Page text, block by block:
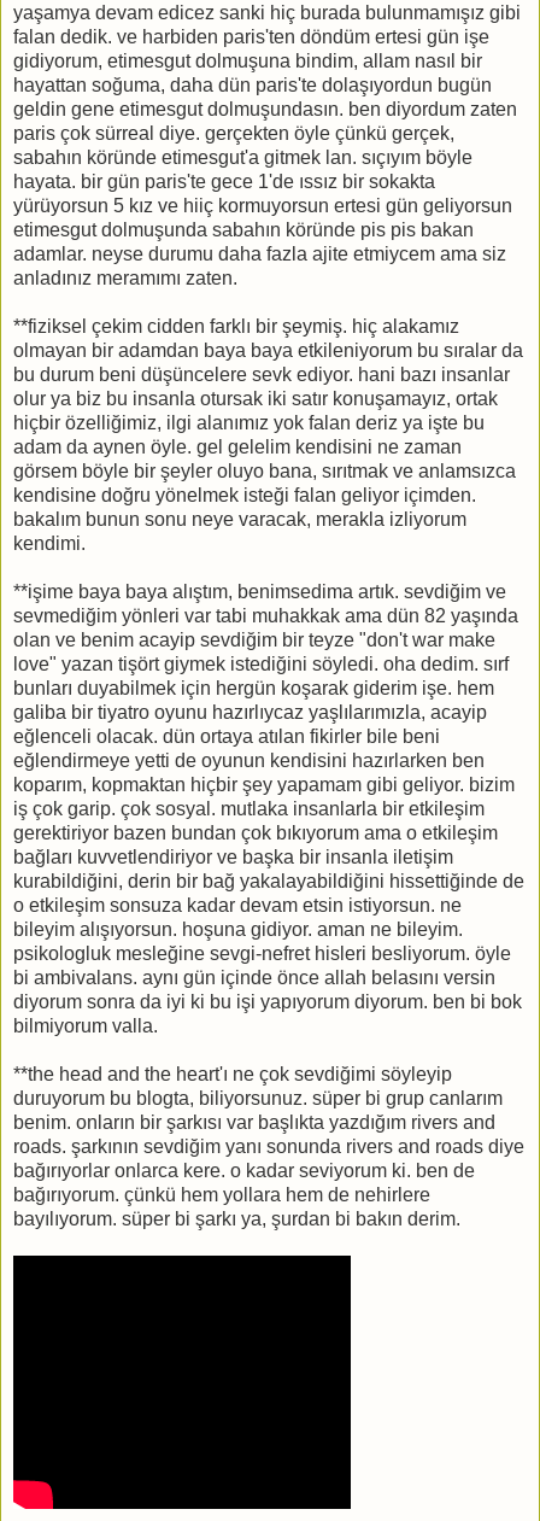
yaşamya devam edicez sanki hiç burada bulunmamışız gibi
falan dedik. ve harbiden paris'ten döndüm ertesi gün işe
gidiyorum, etimesgut dolmuşuna bindim, allam nasıl bir
hayattan soğuma, daha dün paris'te dolaşıyordun bugün
geldin gene etimesgut dolmuşundasın. ben diyordum zaten
paris çok sürreal diye. gerçekten öyle çünkü gerçek,
sabahın köründe etimesgut'a gitmek lan. sıçıyım böyle
hayata. bir gün paris'te gece 1'de ıssız bir sokakta
yürüyorsun 5 kız ve hiiç kormuyorsun ertesi gün geliyorsun
etimesgut dolmuşunda sabahın köründe pis pis bakan
adamlar. neyse durumu daha fazla ajite etmiycem ama siz
anladınız meramımı zaten.
**fiziksel çekim cidden farklı bir şeymiş. hiç alakamız
olmayan bir adamdan baya baya etkileniyorum bu sıralar da
bu durum beni düşüncelere sevk ediyor. hani bazı insanlar
olur ya biz bu insanla otursak iki satır konuşamayız, ortak
hiçbir özelliğimiz, ilgi alanımız yok falan deriz ya işte bu
adam da aynen öyle. gel gelelim kendisini ne zaman
görsem böyle bir şeyler oluyo bana, sırıtmak ve anlamsızca
kendisine doğru yönelmek isteği falan geliyor içimden.
bakalım bunun sonu neye varacak, merakla izliyorum
kendimi.
**işime baya baya alıştım, benimsedima artık. sevdiğim ve
sevmediğim yönleri var tabi muhakkak ama dün 82 yaşında
olan ve benim acayip sevdiğim bir teyze "don't war make
love" yazan tişört giymek istediğini söyledi. oha dedim. sırf
bunları duyabilmek için hergün koşarak giderim işe. hem
galiba bir tiyatro oyunu hazırlıycaz yaşlılarımızla, acayip
eğlenceli olacak. dün ortaya atılan fikirler bile beni
eğlendirmeye yetti de oyunun kendisini hazırlarken ben
koparım, kopmaktan hiçbir şey yapamam gibi geliyor. bizim
iş çok garip. çok sosyal. mutlaka insanlarla bir etkileşim
gerektiriyor bazen bundan çok bıkıyorum ama o etkileşim
bağları kuvvetlendiriyor ve başka bir insanla iletişim
kurabildiğini, derin bir bağ yakalayabildiğini hissettiğinde de
o etkileşim sonsuza kadar devam etsin istiyorsun. ne
bileyim alışıyorsun. hoşuna gidiyor. aman ne bileyim.
psikologluk mesleğine sevgi-nefret hisleri besliyorum. öyle
bi ambivalans. aynı gün içinde önce allah belasını versin
diyorum sonra da iyi ki bu işi yapıyorum diyorum. ben bi bok
bilmiyorum valla.
**the head and the heart'ı ne çok sevdiğimi söyleyip
duruyorum bu blogta, biliyorsunuz. süper bi grup canlarım
benim. onların bir şarkısı var başlıkta yazdığım rivers and
roads. şarkının sevdiğim yanı sonunda rivers and roads diye
bağırıyorlar onlarca kere. o kadar seviyorum ki. ben de
bağırıyorum. çünkü hem yollara hem de nehirlere
bayılıyorum. süper bi şarkı ya, şurdan bi bakın derim.